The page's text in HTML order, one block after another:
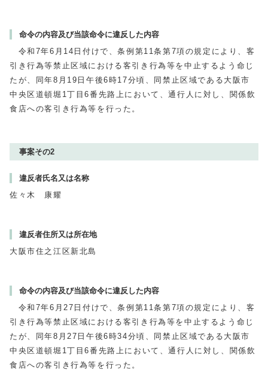
命令の内容及び当該命令に違反した内容
令和7年6月14日付けで、条例第11条第7項の規定により、客
引き行為等禁止区域における客引き行為等を中止するよう命じ
たが、同年8月19日午後6時17分頃、同禁止区域である大阪市
中央区道頓堀1丁目6番先路上において、通行人に対し、関係飲
食店への客引き行為等を行った。
事案その2
違反者氏名又は名称
佐々木 康耀
違反者住所又は所在地
大阪市住之江区新北島
命令の内容及び当該命令に違反した内容
令和7年6月27日付けで、条例第11条第7項の規定により、客
引き行為等禁止区域における客引き行為等を中止するよう命じ
たが、同年8月27日午後6時34分頃、同禁止区域である大阪市
中央区道頓堀1丁目6番先路上において、通行人に対し、関係飲
食店への客引き行為等を行った。